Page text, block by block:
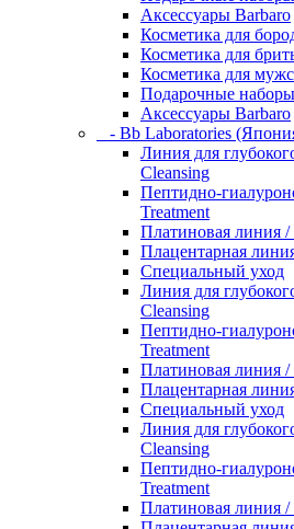
Аксессуары Barbaro
Косметика для
Косметика для
Косметика для
Подарочные наборы
Аксессуары Barbaro
- Bb Laboratories
Линия для
Cleansing
Пептидно-
Treatment
Платиновая линия /
Плацентарная
Специальный уход
Линия для
Cleansing
Пептидно-
Treatment
Платиновая линия /
Плацентарная
Специальный уход
Линия для
Cleansing
Пептидно-
Treatment
Платиновая линия /